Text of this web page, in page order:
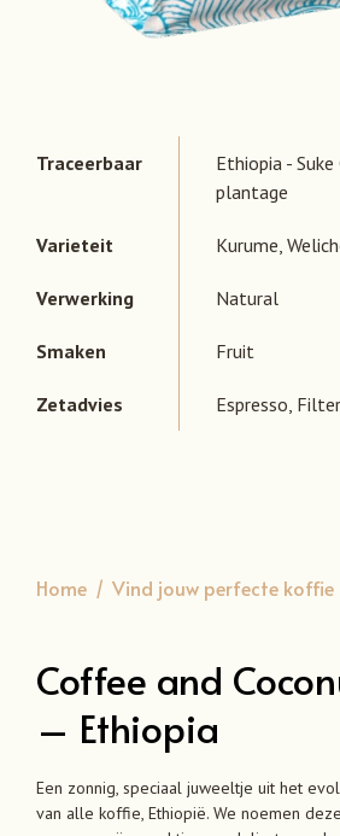
Traceerbaar
Ethiopia -
plantage
Varieteit Kurume,
Verwerking Natural
Smaken Fruit
Zetadvies Espresso,
Home / Vind jouw perfecte koffie
Coffee and
– Ethiopia
Een zonnig, speciaal juweeltje uit het
van alle koffie, Ethiopië. We noemen